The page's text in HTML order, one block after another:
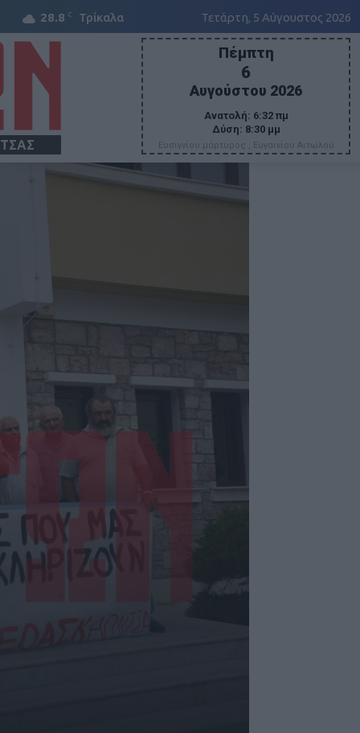
28.8 C Τρίκαλα Τετάρτη, 5 Αύγουστος 2026
Πέμπτη
6
Αυγούστου 2026
Ανατολή: 6:32 πμ
Δύση: 8:30 μμ
Ευσιγνίου μάρτυρος , Ευγαινίου Αιτωλού